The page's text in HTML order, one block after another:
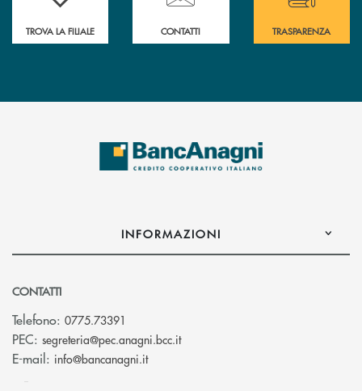
TROVA LA FILIALE CONTATTI TRASPARENZA
INFORMAZIONI
CONTATTI
Telefono: 0775.73391
PEC: segreteria@pec.anagni.bcc.it(si apre l’app di posta
E-mail: info@bancanagni.it(si apre l’app di posta elettronica)